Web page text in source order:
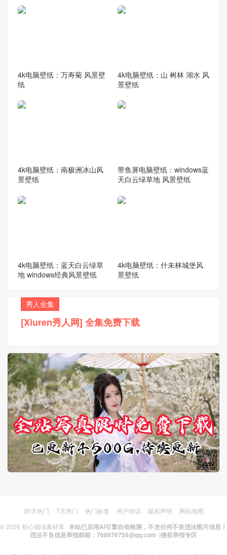
4k电脑壁纸：万寿菊 风景壁
纸
4k电脑壁纸：山 树林 湖水 风
景壁纸
4k电脑壁纸：南极洲冰山风
景壁纸
带鱼屏电脑壁纸：windows蓝
天白云绿草地 风景壁纸
4k电脑壁纸：蓝天白云绿草
地 windows经典风景壁纸
4k电脑壁纸：什未林城堡风
景壁纸
秀人全集
[Xiuren秀人网] 全集免费下载
30天热门 7天热门 热门标签 用户协议 版权声明
网站地图
© 2026 初心领域素材库 本站已启用AI引擎自动检测，不含任何不良违法图片信息！
违法不良信息举报邮箱：768876758@qq.com |侵权举报专区